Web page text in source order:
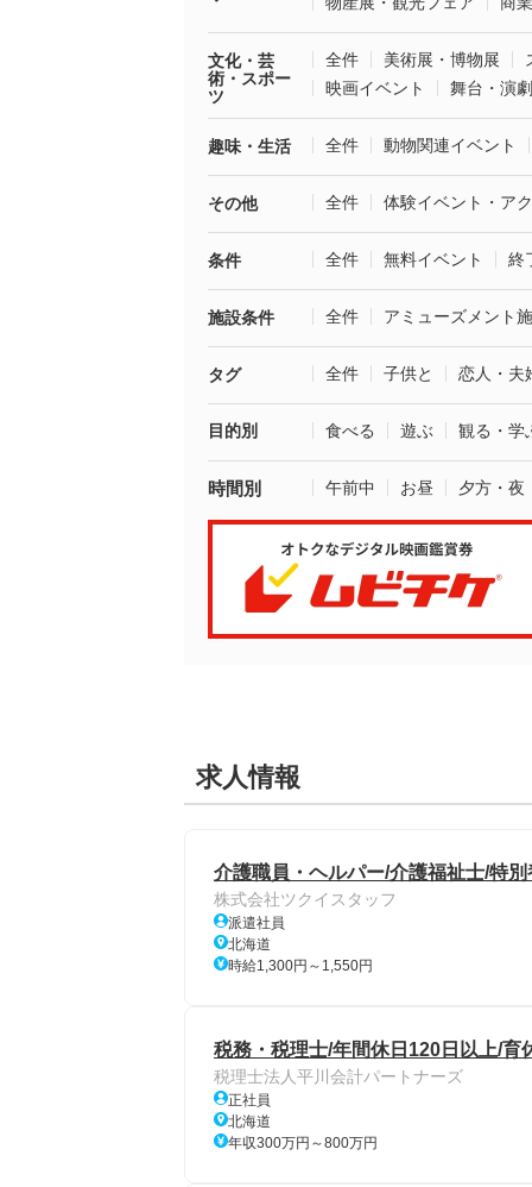
文化・芸
術・スポー
ツ
全件 美術展・博物展
映画イベント
舞台・演劇
趣味・生活 全件 動物関連イベント
その他 全件 体験イベント・ア
条件 全件 無料イベント 終
施設条件 全件 アミューズメント
タグ 全件 子供と 恋人・夫
目的別 食べる 遊ぶ 観る・学
時間別 午前中 お昼 夕方・夜
求人情報
介護職員・ヘルパー/介護福祉士/特
株式会社ツクイスタッフ
派遣社員
北海道
時給1,300円～1,550円
税務・税理士/年間休日120日以上/育
税理士法人平川会計パートナーズ
正社員
北海道
年収300万円～800万円